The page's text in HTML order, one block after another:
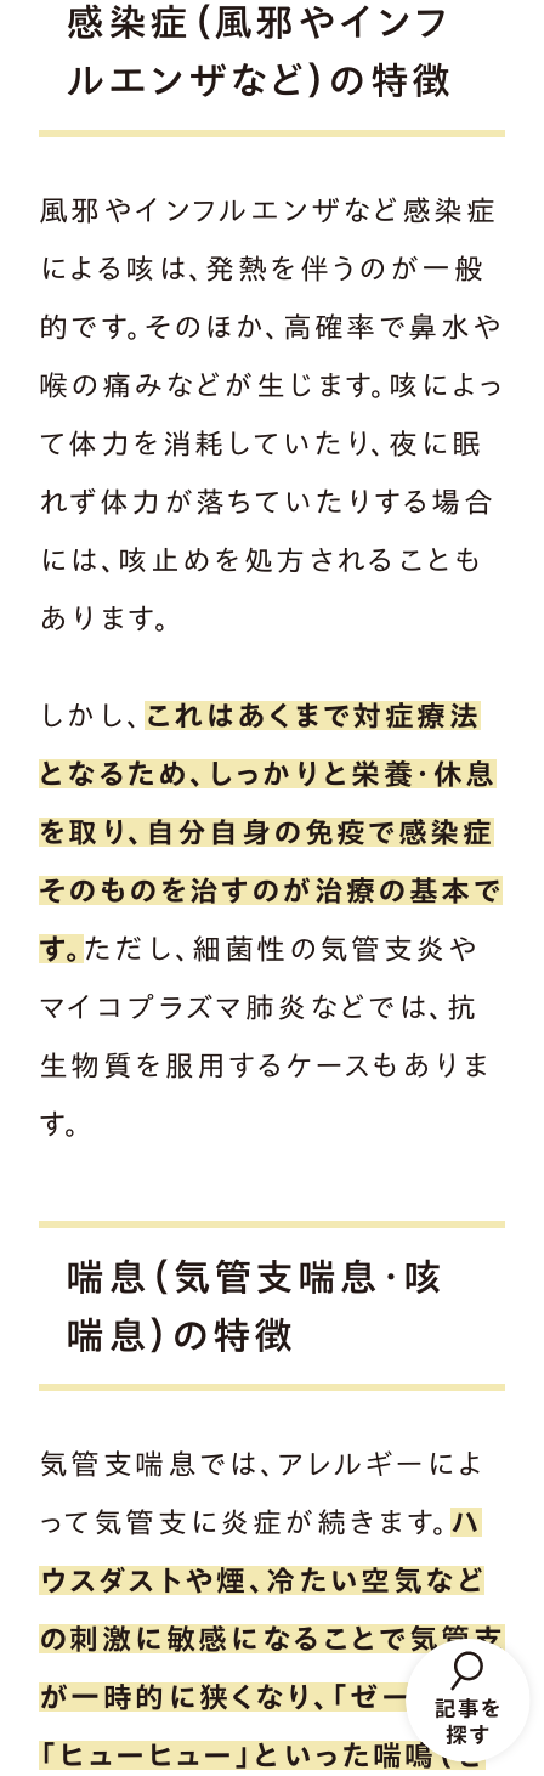
感染症（風邪やインフ
ルエンザなど）の特徴
風邪やインフルエンザなど感染症
による咳は、発熱を伴うのが一般
的です。そのほか、高確率で鼻水や
喉の痛みなどが生じます。咳によっ
て体力を消耗していたり、夜に眠
れず体力が落ちていたりする場合
には、咳止めを処方されることも
あります。
しかし、 これはあくまで対症療法
となるため、しっかりと栄養・休息
を取り、自分自身の免疫で感染症
そのものを治すのが治療の基本で
す。 ただし、細菌性の気管支炎や
マイコプラズマ肺炎などでは、抗
生物質を服用するケースもありま
す。
喘息（気管支喘息・咳
喘息）の特徴
気管支喘息では、アレルギーによ
って気管支に炎症が続きます。 ハ
ウスダストや煙、冷たい空気など
の刺激に敏感になることで気管支
が一時的に狭くなり、「ゼーゼー」
「ヒューヒュー」といった喘鳴（ぜ